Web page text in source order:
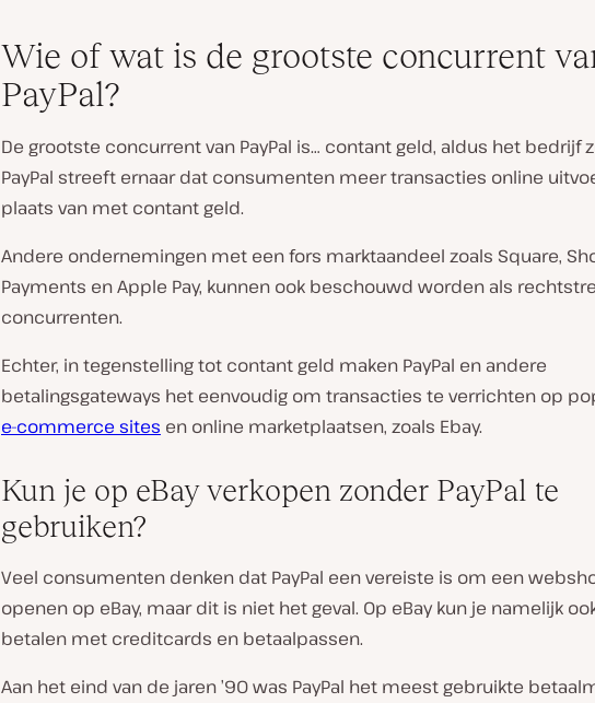
Wie of wat is de grootste concurrent
PayPal?
De grootste concurrent van PayPal is… contant geld, aldus het bedrijf
PayPal streeft ernaar dat consumenten meer transacties online
plaats van met contant geld.
Andere ondernemingen met een fors marktaandeel zoals Square,
Payments en Apple Pay, kunnen ook beschouwd worden als
concurrenten.
Echter, in tegenstelling tot contant geld maken PayPal en andere
betalingsgateways het eenvoudig om transacties te verrichten op
e-commerce sites en online marketplaatsen, zoals Ebay.
Kun je op eBay verkopen zonder PayPal te
gebruiken?
Veel consumenten denken dat PayPal een vereiste is om een
openen op eBay, maar dit is niet het geval. Op eBay kun je namelijk
betalen met creditcards en betaalpassen.
Aan het eind van de jaren ’90 was PayPal het meest gebruikte